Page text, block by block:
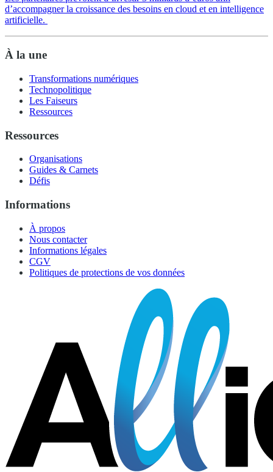
d’accompagner la croissance des besoins en cloud et en intelligence
artificielle.
À la une
Transformations numériques
Technopolitique
Les Faiseurs
Ressources
Ressources
Organisations
Guides & Carnets
Défis
Informations
À propos
Nous contacter
Informations légales
CGV
Politiques de protections de vos données